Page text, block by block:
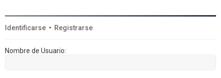
Identificarse • Registrarse
Nombre de Usuario: